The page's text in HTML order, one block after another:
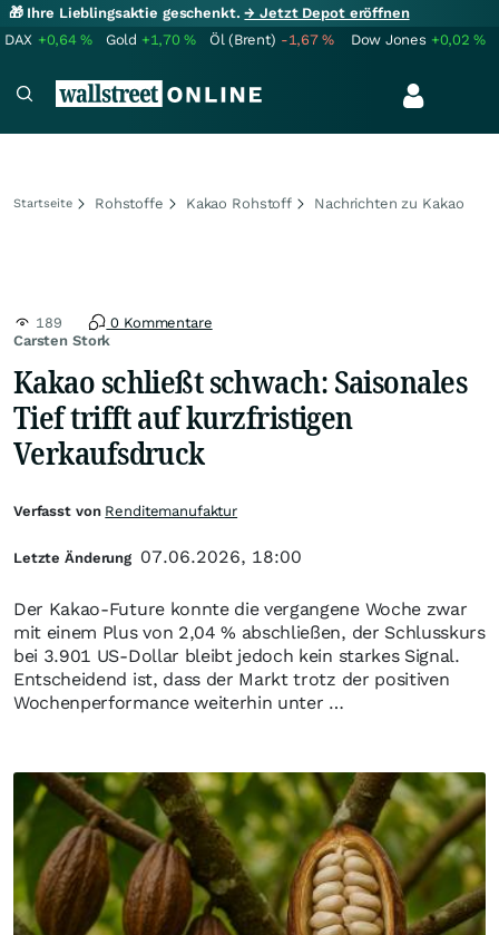
🎁 Ihre Lieblingsaktie geschenkt.→ Jetzt Depot eröffnen
DAX +0,64% Gold +1,70% Öl (Brent) -1,67% Dow Jones +0,02%
Startseite Rohstoffe Kakao Rohstoff Nachrichten zu Kakao
Carsten Stork
189 0 Kommentare
Kakao schließt schwach: Saisonales
Tief trifft auf kurzfristigen
Verkaufsdruck
Der Kakao-Future konnte die vergangene Woche zwar
mit einem Plus von 2,04 % abschließen, der Schlusskurs
bei 3.901 US-Dollar bleibt jedoch kein starkes Signal.
Entscheidend ist, dass der Markt trotz der positiven
Wochenperformance weiterhin unter …
Verfasst von Renditemanufaktur
Letzte Änderung 07.06.2026, 18:00